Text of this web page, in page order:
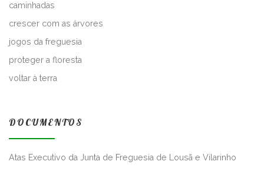
caminhadas
crescer com as árvores
jogos da freguesia
proteger a floresta
voltar à terra
DOCUMENTOS
Atas Executivo da Junta de Freguesia de Lousã e Vilarinho